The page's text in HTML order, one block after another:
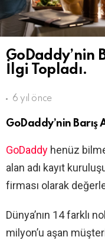
GoDaddy’nin
İlgi Topladı.
6 yıl önce
GoDaddy’nin Barış
GoDaddy henüz
alan adı kayıt
firması olarak
Dünya’nın 14 farklı
milyon’u aşan